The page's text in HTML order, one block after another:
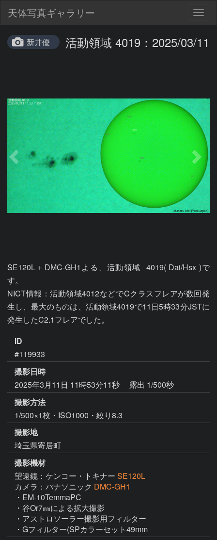
天体写真ギャラリー
新井優 活動領域 4019：2025/03/11
SE120L＋DMC-GH1よる、活動領域  4019( Dai/Hsx )で
す。
NICT情報：活動領域4012などでCクラスフレアが数回発
生し、最大のものは、活動領域4019で11日5時33分JSTに
ID
#119933
撮影日時
2025年3月11日 11時53分11秒
露出 1/500秒
撮影方法
1/500×1枚・ISO1000・絞り8.3
撮影地
埼玉県寄居町
撮影機材
望遠鏡：ケンコー・トキナー SE120L
カメラ：パナソニック DMC-GH1
・EM-10TemmaPC
・谷Or7㎜による拡大撮影
・アストロソーラー撮影用フィルター
・Gフィルター(SPカラーセット49mm